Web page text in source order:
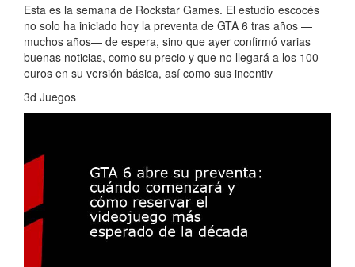
Esta es la semana de Rockstar Games. El estudio escocés
no solo ha iniciado hoy la preventa de GTA 6 tras años —
muchos años— de espera, sino que ayer confirmó varias
buenas noticias, como su precio y que no llegará a los 100
euros en su versión básica, así como sus incentiv
3d Juegos